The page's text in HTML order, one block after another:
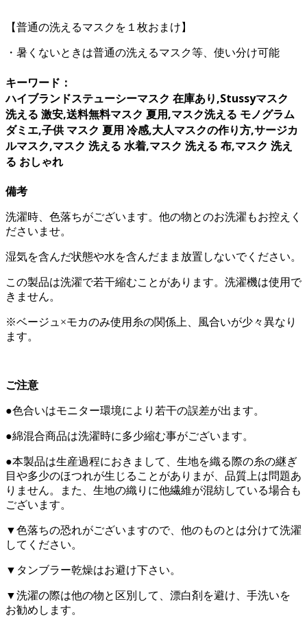
【普通の洗えるマスクを１枚おまけ】
・暑くないときは普通の洗えるマスク等、使い分け可能
キーワード：
ハイブランドステューシーマスク 在庫あり,Stussyマスク
洗える 激安,送料無料マスク 夏用,マスク洗える モノグラム
ダミエ,子供 マスク 夏用 冷感,大人マスクの作り方,サージカ
ルマスク,マスク 洗える 水着,マスク 洗える 布,マスク 洗え
る おしゃれ
備考
洗濯時、色落ちがございます。他の物とのお洗濯もお控えく
ださいませ。
湿気を含んだ状態や水を含んだまま放置しないでください。
この製品は洗濯で若干縮むことがあります。洗濯機は使用で
きません。
※ベージュ×モカのみ使用糸の関係上、風合いが少々異なり
ます。
ご注意
●色合いはモニター環境により若干の誤差が出ます。
●綿混合商品は洗濯時に多少縮む事がございます。
●本製品は生産過程におきまして、生地を織る際の糸の継ぎ
目や多少のほつれが生じることがありまが、品質上は問題あ
りません。また、生地の織りに他繊維が混紡している場合も
ございます。
▼色落ちの恐れがございますので、他のものとは分けて洗濯
してください。
▼タンブラー乾燥はお避け下さい。
▼洗濯の際は他の物と区別して、漂白剤を避け、手洗いを
お勧めします。